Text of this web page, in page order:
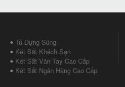
Tủ Đựng Súng
Két Sắt Khách Sạn
Két Sắt Vân Tay Cao Cấp
Két Sắt Ngân Hàng Cao Cấp